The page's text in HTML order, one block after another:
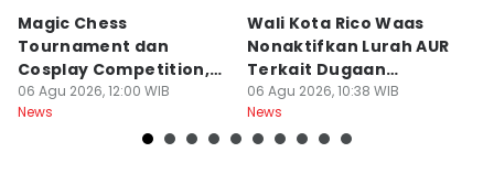
Magic Chess
Tournament dan
Cosplay Competition,
Catat Tanggalnya
06 Agu 2026, 12:00 WIB
News
Wali Kota Rico Waas
Nonaktifkan Lurah AUR
Terkait Dugaan
Pungutan Liar
06 Agu 2026, 10:38 WIB
News